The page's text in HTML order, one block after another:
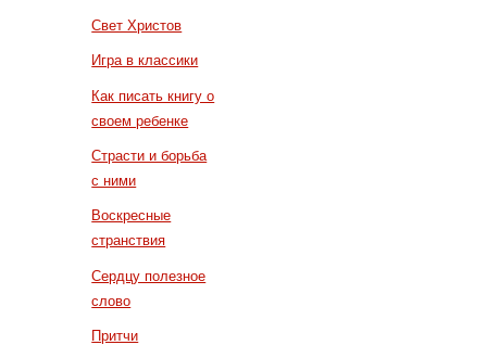
Свет Христов
Игра в классики
Как писать книгу о
своем ребенке
Страсти и борьба
с ними
Воскресные
странствия
Сердцу полезное
слово
Притчи